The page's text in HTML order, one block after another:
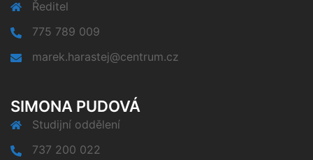
Ředitel
775 789 009
marek.harastej@centrum.cz
SIMONA PUDOVÁ
Studijní oddělení
737 200 022